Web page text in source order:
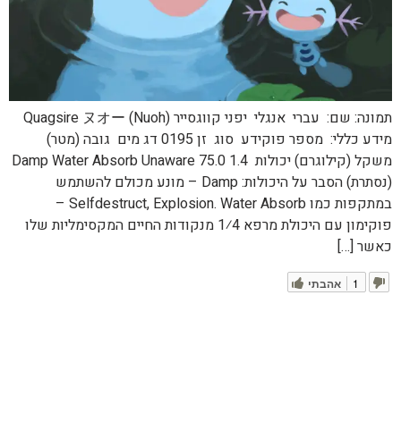
תמונה: שם: עברי אנגלי יפני קווגסייר Quagsire ヌオー (Nuoh)
מידע כללי: מספר פוקידע סוג זן 0195 דג מים גובה (מטר)
משקל (קילוגרם) יכולות 1.4 75.0 Damp Water Absorb Unaware
(נסתרת) הסבר על היכולות: Damp – מונע מכולם להשתמש
במתקפות כמו Selfdestruct, Explosion. Water Absorb –
פוקימון עם היכולת מרפא 1⁄4 מנקודות החיים המקסימליות שלו
כאשר […]
אהבתי 1